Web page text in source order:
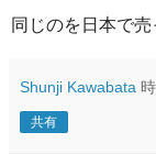
同じのを日本で売
Shunji Kawabata
共有